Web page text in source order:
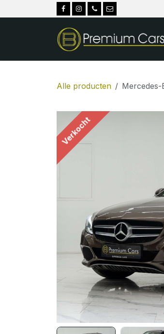
Overslaan naar inhoud
Alle producten Mercedes-
Verkocht